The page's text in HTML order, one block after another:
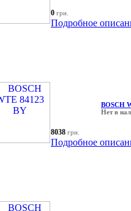
0 грн.
Подробное
BOSCH
Нет в
8038 грн.
Подробное